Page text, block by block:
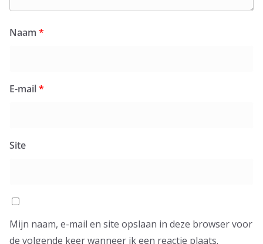
Naam *
E-mail*
Site
Mijn naam, e-mail en site opslaan in deze browser voor
de volgende keer wanneer ik een reactie plaats.